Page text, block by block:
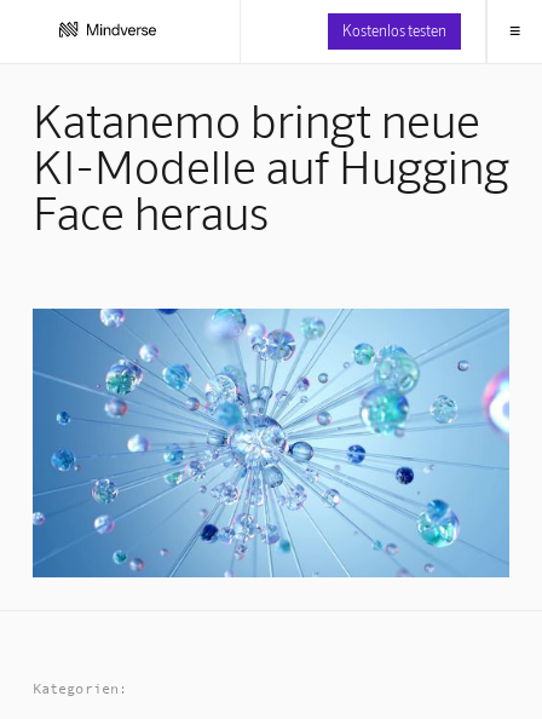
Kostenlos testen ≡
Katanemo bringt neue
KI-Modelle auf Hugging
Face heraus
Kategorien: